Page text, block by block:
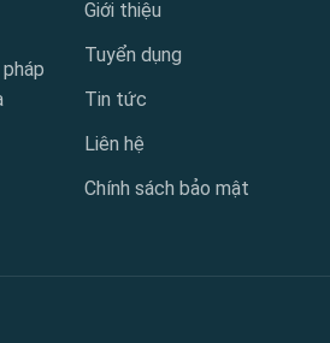
Giới thiệu
Tuyển dụng
Tin tức
Liên hệ
Chính sách bảo mật